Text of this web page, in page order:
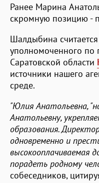
Ранее Марина
скромную позицию -
Шалдыбина
уполномоченного по
Саратовской области
источники нашего
среде.
"Юлия Анатольевна,
Анатольевну,
образования.
одновременно и
высокооплачиваемая
порадеть родному
собеседников,